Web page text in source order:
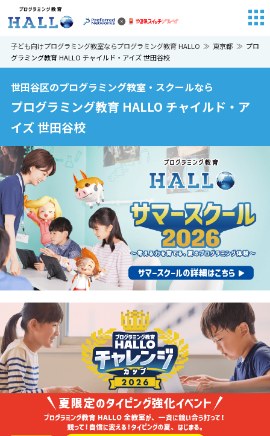
子ども向けプログラミング教室ならプログラミング教育 HALLO 東京都
プロ
グラミング教育 HALLO チャイルド・アイズ 世田谷校
世田谷区のプログラミング教室・スクールなら
プログラミング教育 HALLO チャイルド・ア
イズ 世田谷校